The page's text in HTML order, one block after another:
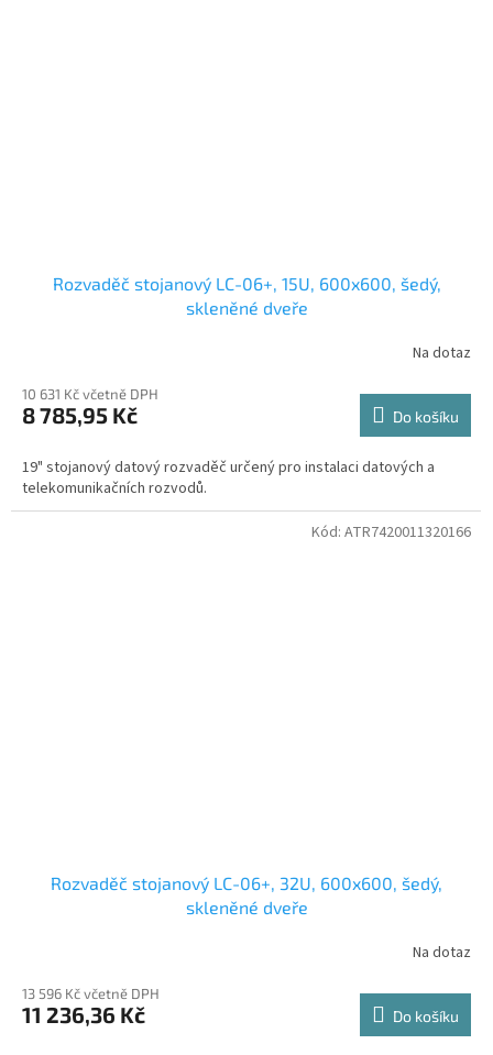
Rozvaděč stojanový LC-06+, 15U, 600x600, šedý,
skleněné dveře
Na dotaz
10 631 Kč včetně DPH
8 785,95 Kč Do košíku
19" stojanový datový rozvaděč určený pro instalaci datových a
telekomunikačních rozvodů.
Rozvaděč stojanový LC-06+, 32U, 600x600, šedý,
skleněné dveře
Na dotaz
13 596 Kč včetně DPH
11 236,36 Kč Do košíku
Kód: ATR7420011320166